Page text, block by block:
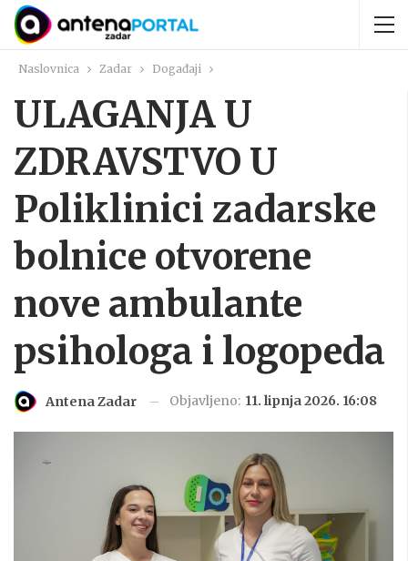
Naslovnica Zadar Događaji
ULAGANJA U
ZDRAVSTVO U
Poliklinici zadarske
bolnice otvorene
nove ambulante
psihologa i logopeda
Antena Zadar Objavljeno: 11. lipnja 2026. 16:08